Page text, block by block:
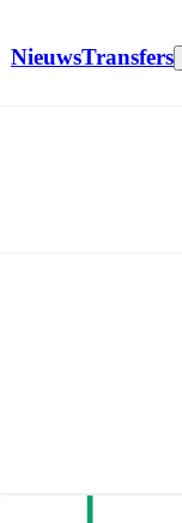
NieuwsTransfers